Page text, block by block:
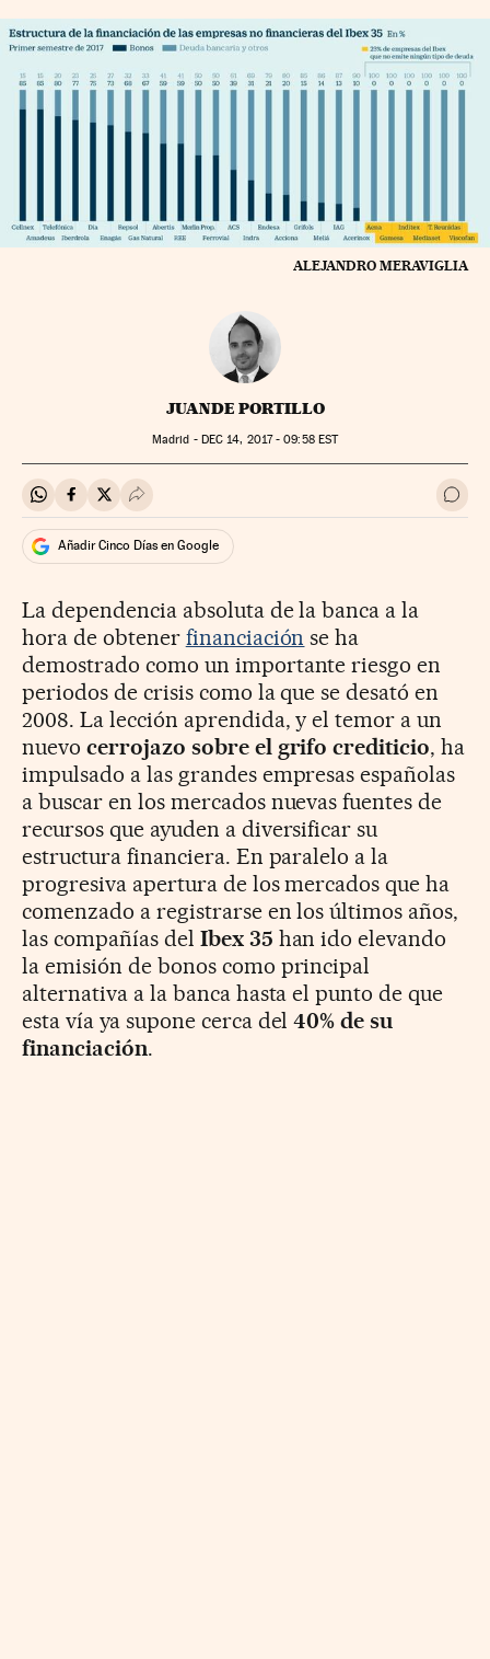
ALEJANDRO MERAVIGLIA
JUANDE PORTILLO
Madrid - DEC 14, 2017 - 09:58EST
Compartir en Whatsapp
Compartir en Facebook
Compartir en Twitter
Desplegar Redes Sociales Ir a
Añadir Cinco Días en Google
La dependencia absoluta de la banca a la
hora de obtener financiación se ha
demostrado como un importante riesgo en
periodos de crisis como la que se desató en
2008. La lección aprendida, y el temor a un
nuevo cerrojazo sobre el grifo crediticio, ha
impulsado a las grandes empresas españolas
a buscar en los mercados nuevas fuentes de
recursos que ayuden a diversificar su
estructura financiera. En paralelo a la
progresiva apertura de los mercados que ha
comenzado a registrarse en los últimos años,
las compañías del Ibex 35 han ido elevando
la emisión de bonos como principal
alternativa a la banca hasta el punto de que
esta vía ya supone cerca del40% de su
financiación.